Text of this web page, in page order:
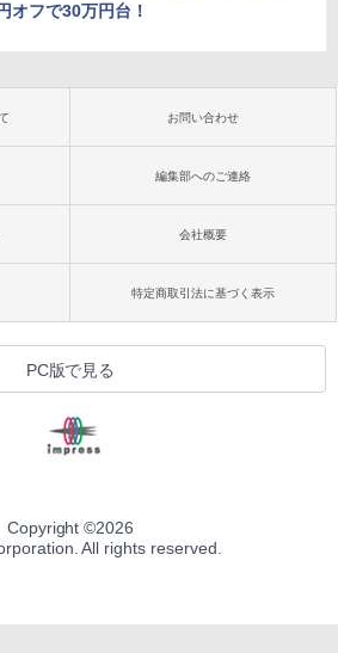
オフで30万円台！
お問い合わせ
編集部へのご連絡
会社概要
特定商取引法に基づく表示
PC版で見る
Copyright ©2026
All rights reserved.